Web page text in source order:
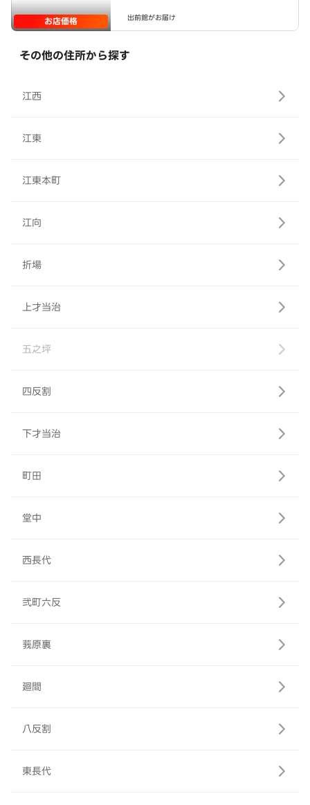
お店価格 出前館がお届け
その他の住所から探す
江西
江東
江東本町
江向
折場
上才当治
五之坪
四反割
下才当治
町田
堂中
西長代
弐町六反
莪原裏
廻間
八反割
東長代